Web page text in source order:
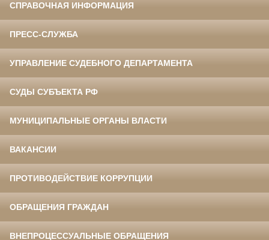
СПРАВОЧНАЯ ИНФОРМАЦИЯ
ПРЕСС-СЛУЖБА
УПРАВЛЕНИЕ СУДЕБНОГО ДЕПАРТАМЕНТА
СУДЫ СУБЪЕКТА РФ
МУНИЦИПАЛЬНЫЕ ОРГАНЫ ВЛАСТИ
ВАКАНСИИ
ПРОТИВОДЕЙСТВИЕ КОРРУПЦИИ
ОБРАЩЕНИЯ ГРАЖДАН
ВНЕПРОЦЕССУАЛЬНЫЕ ОБРАЩЕНИЯ